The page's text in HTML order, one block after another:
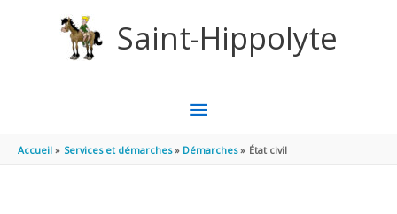
Saint-Hippolyte
MENU
PRINCIPAL
Accueil Services et démarches Démarches État civil